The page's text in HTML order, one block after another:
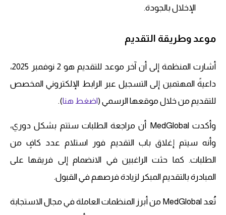
الإخلال بالجودة.
موعد وطريقة التقديم
أشارت المنظمة إلى أن آخر موعد للتقديم هو 2 نوفمبر 2025،
داعيةً المهتمين إلى التسجيل عبر الرابط الإلكتروني المخصص
للتقديم من خلال موقعها الرسمي (اضغط هنا).
وأكدت MedGlobal أن مراجعة الطلبات ستتم بشكل دوري،
وأنه سيتم إغلاق باب التقديم فور استلام عدد كافٍ من
الطلبات. كما حثت الراغبين في الانضمام إلى فريقها على
المبادرة بالتقديم المبكر لزيادة فرصهم في القبول.
تُعد MedGlobal من أبرز المنظمات العاملة في مجال الاستجابة